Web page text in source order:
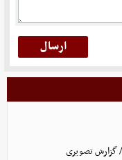
گزارش تصویری